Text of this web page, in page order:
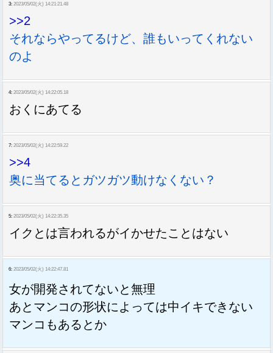
3: 2023/05/02(火) 14:21:21.48
>>2
それならやってるけど、誰もいってくれない
のよ
4: 2023/05/02(火) 14:22:05.18
おくにあてる
7: 2023/05/02(火) 14:22:59.22
>>4
奥に当てるとガツガツ動けなくない？
5: 2023/05/02(火) 14:22:35.35
イクとは言われるがイかせたことはない
6: 2023/05/02(火) 14:22:47.81
女が開発されてないと無理
あとマンコの形状によっては中イキできない
マンコもあるとか